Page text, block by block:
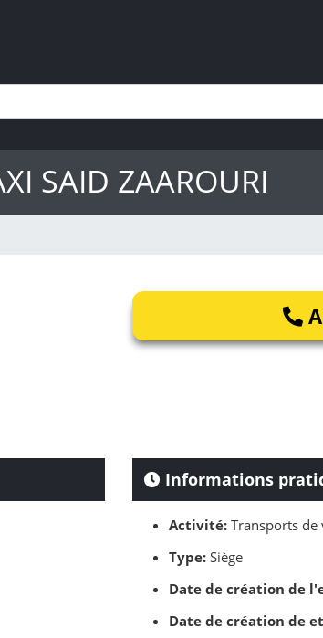
SAID ZAAROURI
Informations
Activité: Transports de
Type: Siège
Date de création de
Date de création de